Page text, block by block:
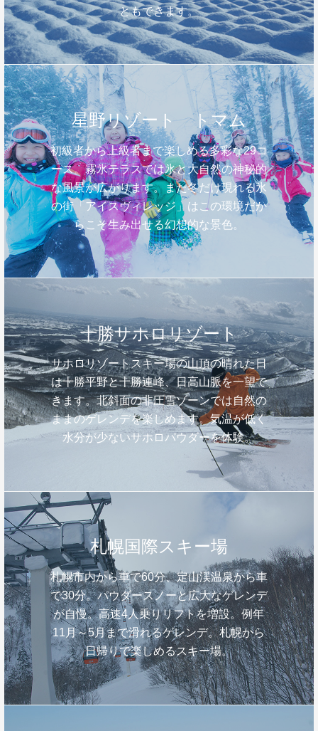
ともできます。
星野リゾート トマム
初級者から上級者まで楽しめる多彩な29コ
ース。霧氷テラスでは氷と大自然の神秘的
な風景が広がります。また冬だけ現れる氷
の街「アイスヴィレッジ」はこの環境だか
らこそ生み出せる幻想的な景色。
十勝サホロリゾート
サホロリゾートスキー場の山頂の晴れた日
は十勝平野と十勝連峰、日高山脈を一望で
きます。北斜面の非圧雪ゾーンでは自然の
ままのゲレンデを楽しめます。気温が低く
水分が少ないサホロパウダーを体験。
札幌国際スキー場
札幌市内から車で60分、定山渓温泉から車
で30分。パウダースノーと広大なゲレンデ
が自慢。高速4人乗りリフトを増設。例年
11月～5月まで滑れるゲレンデ。札幌から
日帰りで楽しめるスキー場。